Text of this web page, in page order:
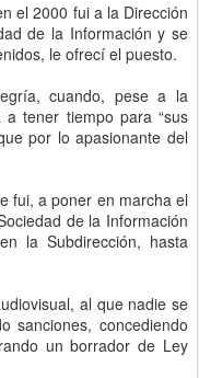
el 2000 fui a la Dirección
de la Información y se
le ofrecí el puesto.
cuando, pese a la
tener tiempo para “sus
por lo apasionante del
fui, a poner en marcha el
de la Información
la Subdirección, hasta
al que nadie se
sanciones, concediendo
un borrador de Ley